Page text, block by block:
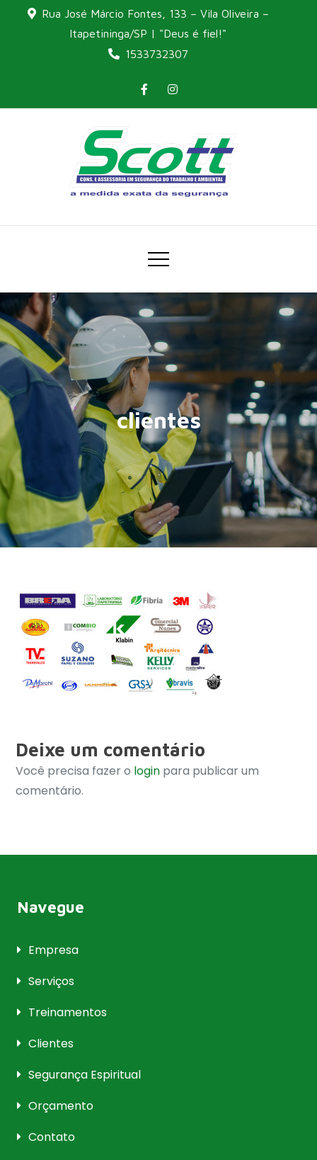
Rua José Márcio Fontes, 133 – Vila Oliveira –
Itapetininga/SP | "Deus é fiel!"
1533732307
Scott
clientes
Deixe um comentário
Você precisa fazer o login para publicar um
comentário.
Navegue
Empresa
Serviços
Treinamentos
Clientes
Segurança Espiritual
Orçamento
Contato